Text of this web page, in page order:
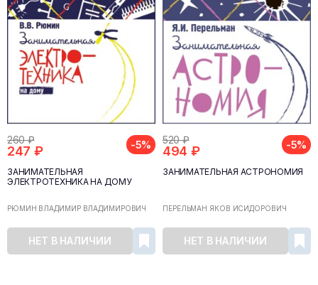
260 ₽
247 ₽ -5%
ЗАНИМАТЕЛЬНАЯ
ЭЛЕКТРОТЕХНИКА НА ДОМУ
РЮМИН ВЛАДИМИР ВЛАДИМИРОВИЧ
НЕТ В НАЛИЧИИ
520 ₽
494 ₽ -5%
ЗАНИМАТЕЛЬНАЯ АСТРОНОМИЯ
ПЕРЕЛЬМАН ЯКОВ ИСИДОРОВИЧ
НЕТ В НАЛИЧИИ